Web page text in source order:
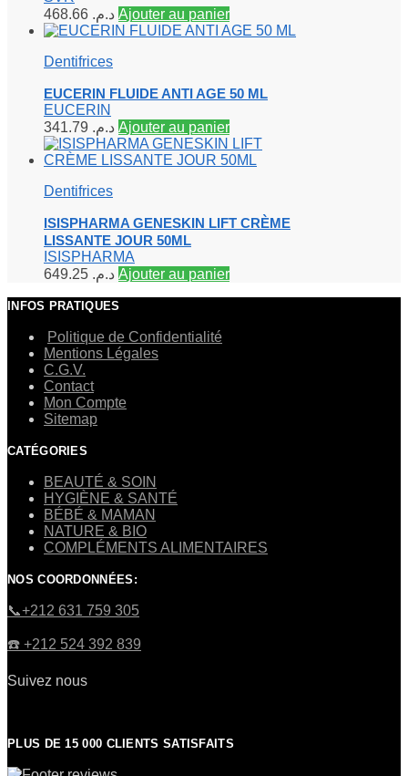
د.م. Ajouter au panier
Dentifrices
EUCERIN FLUIDE ANTI AGE 50 ML
EUCERIN
د.م. Ajouter au panier
Dentifrices
ISISPHARMA GENESKIN LIFT CRÈME
LISSANTE JOUR 50ML
ISISPHARMA
د.م. Ajouter au panier
INFOS PRATIQUES
Politique de Confidentialité
Mentions Légales
C.G.V.
Contact
Mon Compte
Sitemap
CATÉGORIES
BEAUTÉ & SOIN
HYGIÈNE & SANTÉ
BÉBÉ & MAMAN
NATURE & BIO
COMPLÉMENTS ALIMENTAIRES
NOS COORDONNÉES:
​📞+212 631 759 305
☎️​ +212 524 392 839
Suivez nous
PLUS DE 15 000 CLIENTS SATISFAITS